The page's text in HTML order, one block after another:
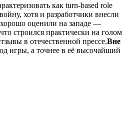
как turn-based role
хотя и разработчики внесли
оценили на западе —
строился практически на голом
в отечественной прессе.Вне
игры, а точнее в её высочайший